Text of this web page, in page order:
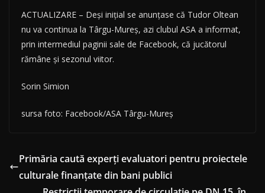
ACTUALIZARE – Deși inițial se anunțase că Tudor Oltean
nu va continua la Târgu-Mureș, azi clubul ASA a informat,
prin intermediul paginii sale de Facebook, că jucătorul
rămâne și sezonul viitor.
Sorin Simion
sursa foto: Facebook/ASA Târgu-Mureș
Primăria caută experți evaluatori pentru proiectele
culturale finanțate din bani publici